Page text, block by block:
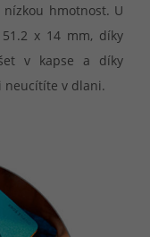
hmotnost. U
x 14 mm, díky
v kapse a díky
neucítíte v dlani.